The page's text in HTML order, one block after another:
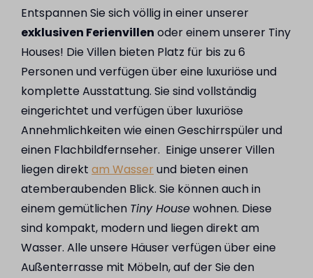
Entspannen Sie sich völlig in einer unserer
exklusiven Ferienvillen oder einem unserer Tiny
Houses! Die Villen bieten Platz für bis zu 6
Personen und verfügen über eine luxuriöse und
komplette Ausstattung. Sie sind vollständig
eingerichtet und verfügen über luxuriöse
Annehmlichkeiten wie einen Geschirrspüler und
einen Flachbildfernseher. Einige unserer Villen
liegen direktam Wasser und bieten einen
atemberaubenden Blick. Sie können auch in
einem gemütlichen Tiny Housewohnen. Diese
sind kompakt, modern und liegen direkt am
Wasser. Alle unsere Häuser verfügen über eine
Außenterrasse mit Möbeln, auf der Sie den